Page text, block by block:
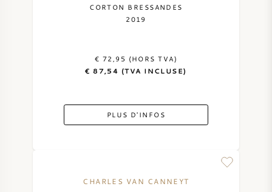
CORTON BRESSANDES
2019
€ 72,95 (HORS TVA)
€ 87,54 (TVA INCLUSE)
PLUS D'INFOS
CHARLES VAN CANNEYT